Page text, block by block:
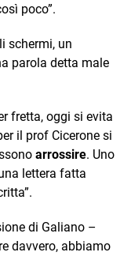
poco”.
schermi, un
parola detta male
fretta, oggi si evita
il prof Cicerone si
arrossire. Uno
lettera fatta
di Galiano –
davvero, abbiamo